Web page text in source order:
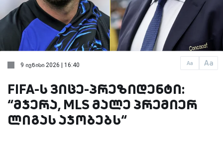
Aa Aa
9 ივნისი 2026 | 16:40
FIFA-ს ვიცე-პრეზიდენტი:
“მჯერა, MLS მალე პრემიერ
ლიგას აჯობებს“